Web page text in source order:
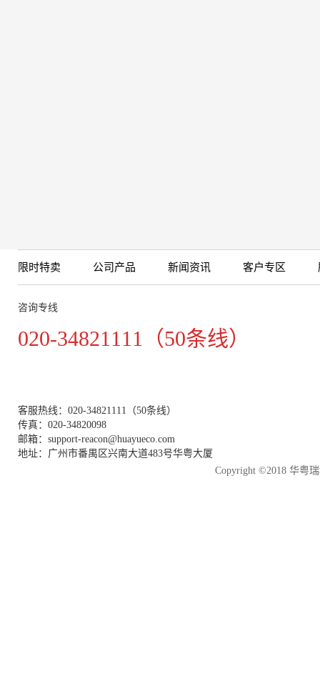
限时特卖 公司产品 新闻资讯 客户专区
咨询专线
020-34821111（50条线）
客服热线：020-34821111（50条线）
传真：020-34820098
邮箱：support-reacon@huayueco.com
地址：广州市番禺区兴南大道483号华粤大厦
Copyright ©2018 华粤